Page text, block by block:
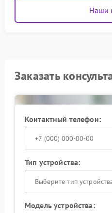
Наши
Заказать
Контактный телефон:
Тип устройства:
Выберите тип
Модель устройства: